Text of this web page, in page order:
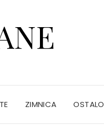
ZIMNICA OSTALO